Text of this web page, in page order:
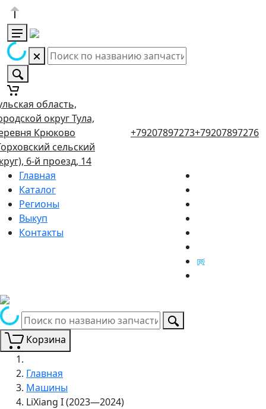
область,
округ Тула,
Крюково
сельский
6-й проезд, 14
+79207897273+79207897276
Главная
Каталог
Регионы
Выкуп
Контакты
Корзина
Главная
Машины
LiXiang I (2023—2024)